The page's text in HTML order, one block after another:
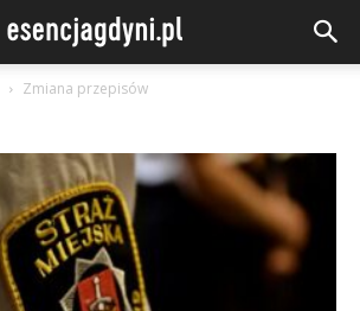
Zmiana przepisów